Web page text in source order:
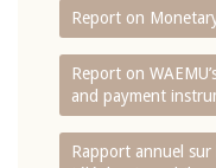
Report on
Report on
and payment
Rapport annuel sur